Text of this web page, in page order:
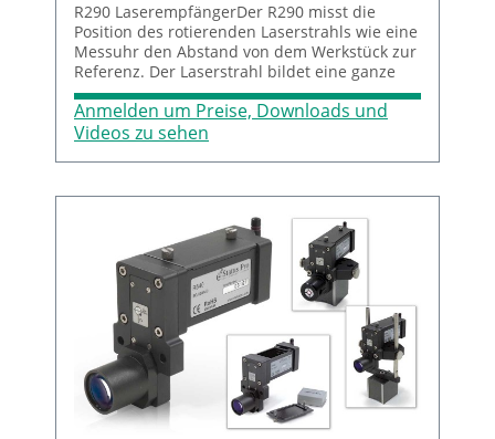
R290 LaserempfängerDer R290 misst die
Position des rotierenden Laserstrahls wie eine
Messuhr den Abstand von dem Werkstück zur
Referenz. Der Laserstrahl bildet eine ganze
Referenzebene und nicht nur eine Linie wie
ein Draht. Der R290 hat eine Reichweite von
bis zu 80 Metern, eingebautes Bluetooth und
Anmelden um Preise, Downloads und
Videos zu sehen